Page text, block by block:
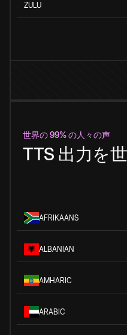
ZULU
世界の 99% の人々の声
TTS 出力を
AFRIKAANS
ALBANIAN
AMHARIC
ARABIC